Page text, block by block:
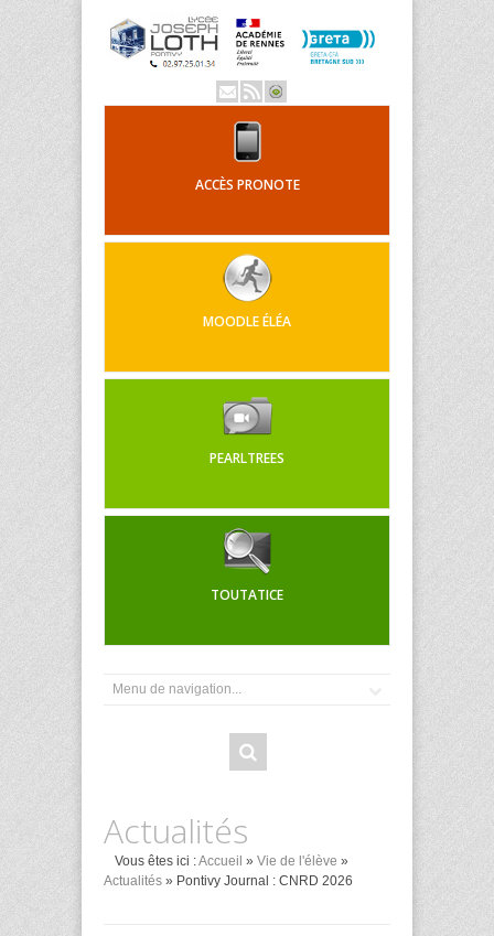
ACCÈS PRONOTE
MOODLE ÉLÉA
PEARLTREES
TOUTATICE
Actualités
Vous êtes ici :Accueil » Vie de l'élève »
Actualités » Pontivy Journal : CNRD 2026